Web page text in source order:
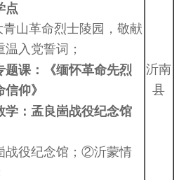
点
山革命烈士陵园，敬献
温入党誓词；
题课：《缅怀革命先烈
仰》
学：孟良崮战役纪念馆
役纪念馆；②沂蒙情
沂南
县